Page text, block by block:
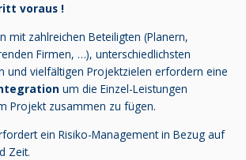
voraus !
mit zahlreichen Beteiligten (Planern,
Firmen, …), unterschiedlichsten
und vielfältigen Projektzielen erfordern eine
um die Einzel-Leistungen
Projekt zusammen zu fügen.
ein Risiko-Management in Bezug auf
Zeit.